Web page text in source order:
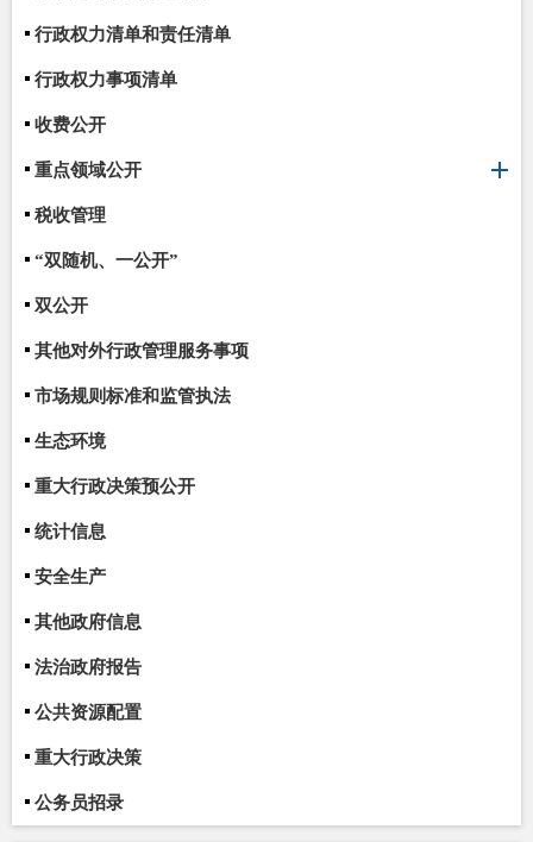
行政权力清单和责任清单
行政权力事项清单
收费公开
重点领域公开
税收管理
“双随机、一公开”
双公开
其他对外行政管理服务事项
市场规则标准和监管执法
生态环境
重大行政决策预公开
统计信息
安全生产
其他政府信息
法治政府报告
公共资源配置
重大行政决策
公务员招录